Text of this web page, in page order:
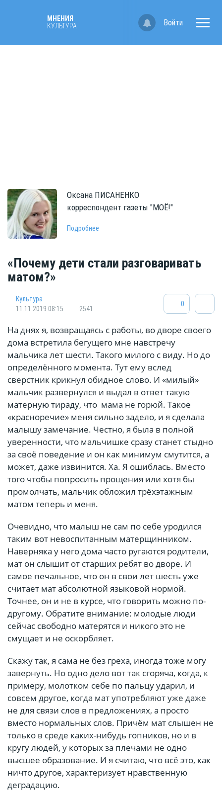
МНЕНИЯ
КУЛЬТУРА
Войти
Оксана ПИСАНЕНКО
корреспондент газеты "МОЁ!"
Подробнее
«Почему дети стали разговаривать
матом?»
Культура
11.11.2019 08:15
2541
0
На днях я, возвращаясь с работы, во дворе своего
дома встретила бегущего мне навстречу
мальчика лет шести. Такого милого с виду. Но до
определённого момента. Тут ему вслед
сверстник крикнул обидное слово. И «милый»
мальчик развернулся и выдал в ответ такую
матерную тираду, что мама не горюй. Такое
«красноречие» меня сильно задело, и я сделала
малышу замечание. Честно, я была в полной
уверенности, что мальчишке сразу станет стыдно
за своё поведение и он как минимум смутится, а
может, даже извинится. Ха. Я ошиблась. Вместо
того чтобы попросить прощения или хотя бы
промолчать, мальчик обложил трёхэтажным
матом теперь и меня.
Очевидно, что малыш не сам по себе уродился
таким вот невоспитанным матерщинником.
Наверняка у него дома часто ругаются родители,
мат он слышит от старших ребят во дворе. И
самое печальное, что он в свои лет шесть уже
считает мат абсолютной языковой нормой.
Точнее, он и не в курсе, что говорить можно по-
другому. Обратите внимание: молодые люди
сейчас свободно матерятся и никого это не
смущает и не оскорбляет.
Скажу так, я сама не без греха, иногда тоже могу
завернуть. Но одно дело вот так сгоряча, когда, к
примеру, молотком себе по пальцу ударил, и
совсем другое, когда мат употребляют уже даже
не для связи слов в предложениях, а просто
вместо нормальных слов. Причём мат слышен не
только в среде каких-нибудь гопников, но и в
кругу людей, у которых за плечами не одно
высшее образование. И я считаю, что всё это, как
ничто другое, характеризует нравственную
деградацию.